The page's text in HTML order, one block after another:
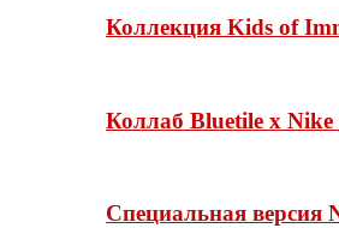
Коллекция Kids of
Коллаб Bluetile x
Специальная версия